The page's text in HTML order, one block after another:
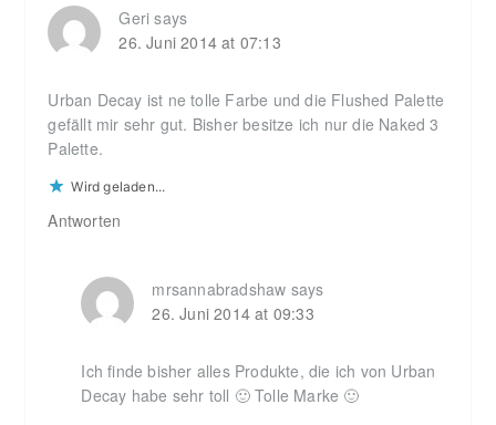
Geri says
26. Juni 2014 at 07:13
Urban Decay ist ne tolle Farbe und die Flushed Palette
gefällt mir sehr gut. Bisher besitze ich nur die Naked 3
Palette.
Wird geladen...
Antworten
mrsannabradshaw says
26. Juni 2014 at 09:33
Ich finde bisher alles Produkte, die ich von Urban
Decay habe sehr toll 🙂 Tolle Marke 🙂